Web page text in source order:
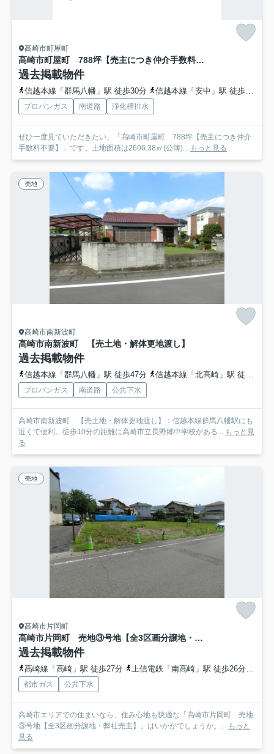
高崎市町屋町
高崎市町屋町 788坪【売主につき仲介手数料不要】
過去掲載物件
信越本線「群馬八幡」駅 徒歩30分 信越本線「安中」駅 徒歩57分
プロパンガス 南道路 浄化槽排水
ぜひ一度見ていただきたい、「高崎市町屋町 788坪【売主につき仲介
手数料不要】」です。土地面積は2606.38㎡(公簿)... もっと見る
売地
高崎市南新波町
高崎市南新波町 【売土地・解体更地渡し】
過去掲載物件
信越本線「群馬八幡」駅 徒歩47分 信越本線「北高崎」駅 徒歩48分
プロパンガス 南道路 公共下水
高崎市南新波町 【売土地・解体更地渡し】：信越本線群馬八幡駅にも
近くて便利。徒歩10分の距離に高崎市立長野郷中学校がある...
もっと見
る
売地
高崎市片岡町
高崎市片岡町 売地③号地【全3区画分譲地・弊社売主】
過去掲載物件
高崎線「高崎」駅 徒歩27分 上信電鉄「南高崎」駅 徒歩26分
都市ガス 公共下水
高崎市エリアでの住まいなら、住み心地も快適な「高崎市片岡町 売地
③号地【全3区画分譲地・弊社売主】」はいかがでしょうか。...
もっと
見る